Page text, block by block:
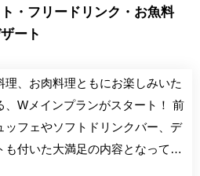
・フリードリンク・お魚料
ート
理、お肉料理ともにお楽しみいた
、Wメインプランがスタート！ 前
ッフェやソフトドリンクバー、デ
も付いた大満足の内容となってお